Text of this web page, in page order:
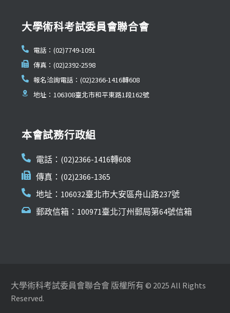
大學術科考試委員會聯合會
電話：(02)7749-1091
傳真：(02)2392-2598
報名洽詢電話：(02)2366-1416轉608
地址：106308臺北市和平東路1段162號
本會試務行政組
電話：(02)2366-1416轉608
傳真：(02)2366-1365
地址：106032臺北市大安區舟山路237號
郵政信箱：100971臺北汀州郵局第64號信箱
大學術科考試委員會聯合會 版權所有 © 2025 All Rights
Reserved.